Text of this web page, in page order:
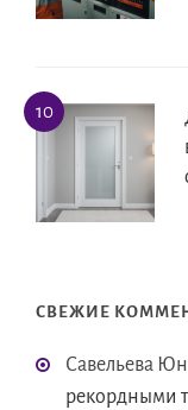
СВЕЖИЕ
Савельева
рекордными